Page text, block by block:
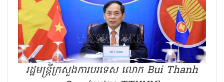
រដ្ឋមន្ត្រីក្រសួងការបរទេស លោក Bui Thanh